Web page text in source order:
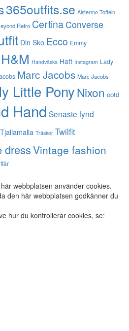
365outfits.se Alstermo Toffeln
Retro CertinaConverse
Din Sko Ecco Emmy
H&M Handväska Hatt Instagram Lady
Marc Jacobs Marc Jacobs
Little PonyNixon ootd
Hand Senaste fynd
Tjallamalla Träskor Twilfit
dressVintage fashion
webbplatsen använder cookies.
den här webbplatsen godkänner du
hur du kontrollerar cookies, se: